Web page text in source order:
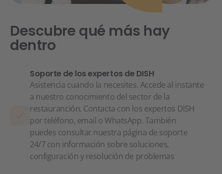
Descubre qué más hay
dentro
Soporte de los expertos de DISH
Asistencia cuando la necesites. Accede al instante
a nuestro conocimiento del sector de la
restauranción. Contacta con los expertos DISH
por teléfono, email o WhatsApp. También
puedes consultar nuestra página de soporte
24/7 con información sobre soluciones,
configuración y resolución de problemas